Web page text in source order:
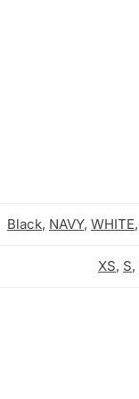
Black, NAVY, WHITE,
XS, S,